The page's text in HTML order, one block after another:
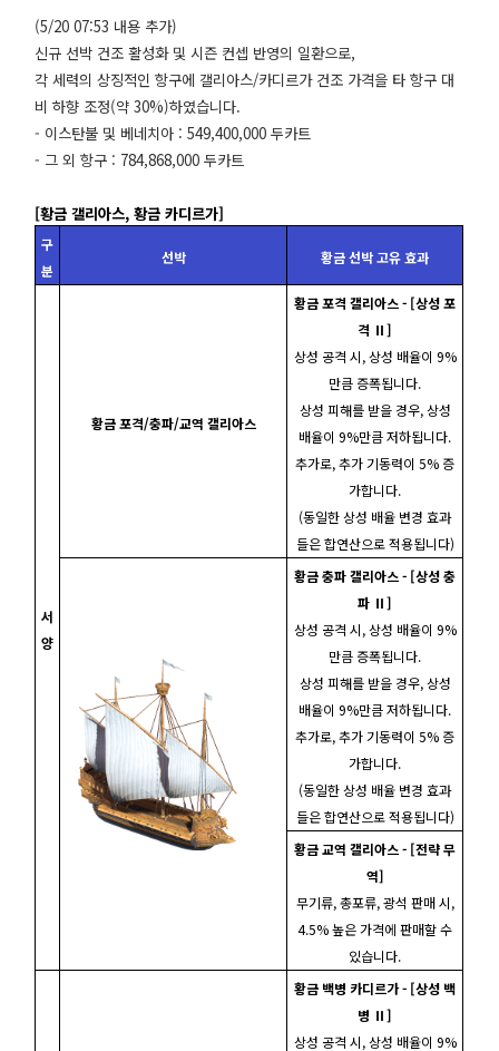
(5/20 07:53 내용 추가)
신규 선박 건조 활성화 및 시즌 컨셉 반영의 일환으로,
각 세력의 상징적인 항구에 갤리아스/카디르가 건조 가격을 타 항구 대
비 하향 조정(약 30%)하였습니다.
- 이스탄불 및 베네치아 : 549,400,000 두카트
- 그 외 항구 : 784,868,000 두카트
[황금 갤리아스, 황금 카디르가]
구
분
선박 황금 선박 고유 효과
서
양
황금 포격/충파/교역 갤리아스
황금 포격 갤리아스 - [상성 포
격 Ⅱ]
상성 공격 시, 상성 배율이 9%
만큼 증폭됩니다.
상성 피해를 받을 경우, 상성
배율이 9%만큼 저하됩니다.
추가로, 추가 기동력이 5% 증
가합니다.
(동일한 상성 배율 변경 효과
들은 합연산으로 적용됩니다)
황금 충파 갤리아스 - [상성 충
파 Ⅱ]
상성 공격 시, 상성 배율이 9%
만큼 증폭됩니다.
상성 피해를 받을 경우, 상성
배율이 9%만큼 저하됩니다.
추가로, 추가 기동력이 5% 증
가합니다.
(동일한 상성 배율 변경 효과
들은 합연산으로 적용됩니다)
황금 교역 갤리아스 - [전략 무
역]
무기류, 총포류, 광석 판매 시,
4.5% 높은 가격에 판매할 수
있습니다.
황금 백병 카디르가 - [상성 백
병 Ⅱ]
상성 공격 시, 상성 배율이 9%